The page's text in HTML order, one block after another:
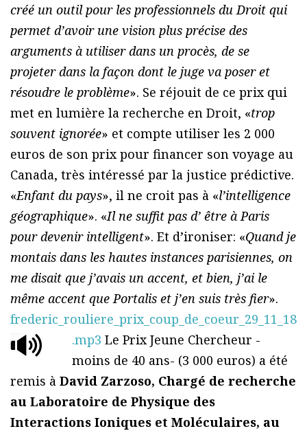
créé un outil pour les professionnels du Droit qui
permet d’avoir une vision plus précise des
arguments à utiliser dans un procès, de se
projeter dans la façon dont le juge va poser et
résoudre le problème». Se réjouit de ce prix qui
met en lumière la recherche en Droit, «trop
souvent ignorée» et compte utiliser les 2 000
euros de son prix pour financer son voyage au
Canada, très intéressé par la justice prédictive.
«Enfant du pays», il ne croit pas à «l’intelligence
géographique». «Il ne suffit pas d’ être à Paris
pour devenir intelligent». Et d’ironiser: «Quand je
montais dans les hautes instances parisiennes, on
me disait que j’avais un accent, et bien, j’ai le
même accent que Portalis et j’en suis très fier».
frederic_rouliere_prix_coup_de_coeur_29_11_18
.mp3 Le Prix Jeune Chercheur -
moins de 40 ans- (3 000 euros) a été
remis à David Zarzoso, Chargé de recherche
au Laboratoire de Physique des
Interactions Ioniques et Moléculaires, au